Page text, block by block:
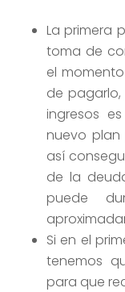
La primera
toma de
el
de
ingresos
nuevo
así
de la
puede
Si en el
tenemos
para que